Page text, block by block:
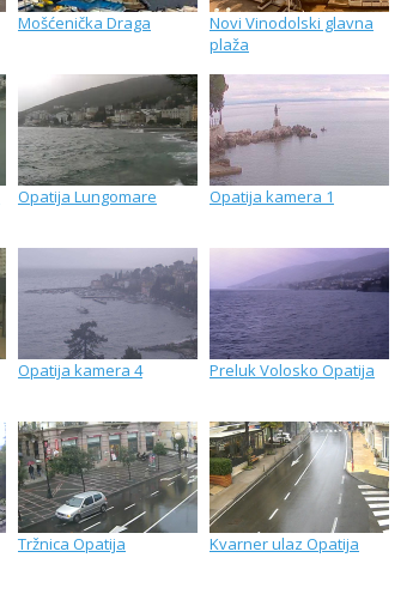
Mošćenička Draga
Novi Vinodolski glavna
plaža
Opatija Lungomare Opatija kamera 1
Opatija kamera 4 Preluk Volosko Opatija
Tržnica Opatija Kvarner ulaz Opatija